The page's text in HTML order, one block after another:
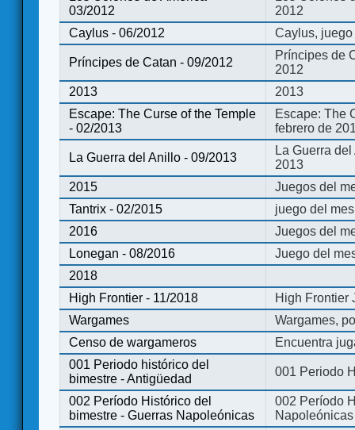
03/2012
2012
Caylus - 06/2012
Caylus,
Príncipes de Catan - 09/2012
Príncipes de
2012
2013
2013
Escape: The Curse of the Temple
- 02/2013
Escape: The
febrero de
La Guerra del Anillo - 09/2013
La Guerra
2013
2015
Juegos del
Tantrix - 02/2015
juego del
2016
Juegos del
Lonegan - 08/2016
Juego del
2018
High Frontier - 11/2018
High Frontier
Wargames
Wargames,
Censo de wargameros
Encuentra
001 Periodo histórico del
bimestre - Antigüedad
001 Periodo
002 Período Histórico del
bimestre - Guerras Napoleónicas
002 Período
Napoleónicas